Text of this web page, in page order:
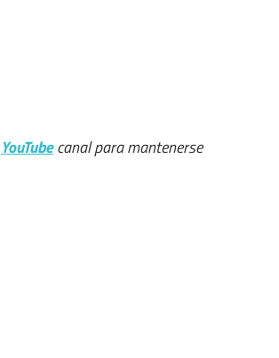
YouTubecanal para mantenerse